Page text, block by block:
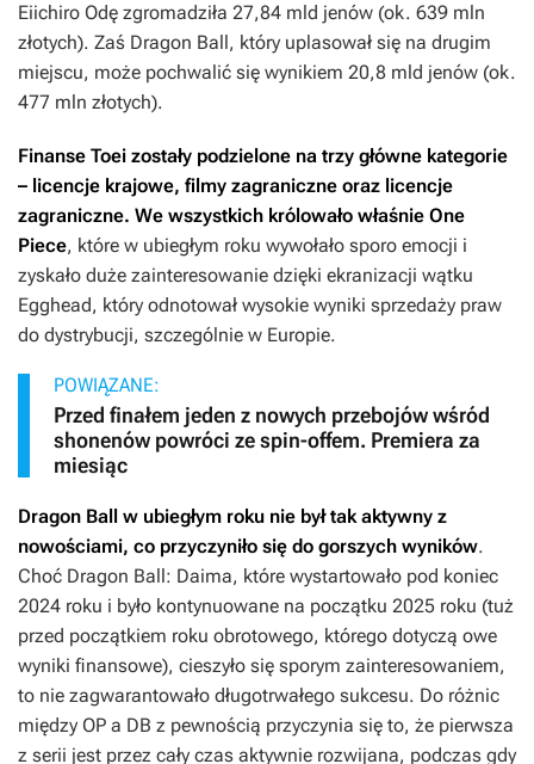
Eiichiro Odę zgromadziła 27,84 mld jenów (ok. 639 mln
złotych). Zaś Dragon Ball, który uplasował się na drugim
miejscu, może pochwalić się wynikiem 20,8 mld jenów (ok.
477 mln złotych).
Finanse Toei zostały podzielone na trzy główne kategorie
– licencje krajowe, filmy zagraniczne oraz licencje
zagraniczne. We wszystkich królowało właśnie One
Piece, które w ubiegłym roku wywołało sporo emocji i
zyskało duże zainteresowanie dzięki ekranizacji wątku
Egghead, który odnotował wysokie wyniki sprzedaży praw
do dystrybucji, szczególnie w Europie.
POWIĄZANE:
Przed finałem jeden z nowych przebojów wśród
shonenów powróci ze spin-offem. Premiera za
miesiąc
Dragon Ball w ubiegłym roku nie był tak aktywny z
nowościami, co przyczyniło się do gorszych wyników.
Choć Dragon Ball: Daima, które wystartowało pod koniec
2024 roku i było kontynuowane na początku 2025 roku (tuż
przed początkiem roku obrotowego, którego dotyczą owe
wyniki finansowe), cieszyło się sporym zainteresowaniem,
to nie zagwarantowało długotrwałego sukcesu. Do różnic
między OP a DB z pewnością przyczynia się to, że pierwsza
z serii jest przez cały czas aktywnie rozwijana, podczas gdy